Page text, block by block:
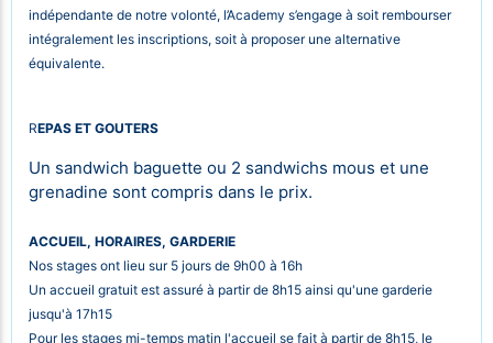
indépendante de notre volonté, l’Academy s’engage à soit rembourser
intégralement les inscriptions, soit à proposer une alternative
équivalente.
REPAS ET GOUTERS
Un sandwich baguette ou 2 sandwichs mous et une
grenadine sont compris dans le prix.
ACCUEIL, HORAIRES, GARDERIE
Nos stages ont lieu sur 5 jours de 9h00 à 16h
Un accueil gratuit est assuré à partir de 8h15 ainsi qu'une garderie
jusqu'à 17h15
Pour les stages mi-temps matin l'accueil se fait à partir de 8h15, le